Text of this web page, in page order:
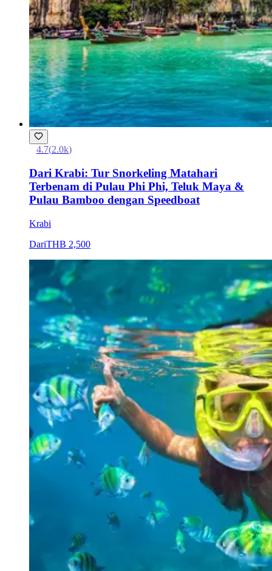
4.7(2.0k)
Dari Krabi: Tur Snorkeling Matahari
Terbenam di Pulau Phi Phi, Teluk Maya &
Pulau Bamboo dengan Speedboat
Krabi
DariTHB 2,500